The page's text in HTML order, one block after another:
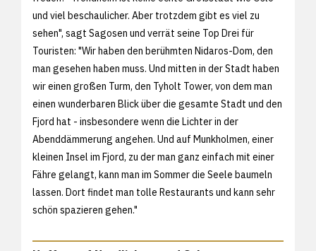
und viel beschaulicher. Aber trotzdem gibt es viel zu
sehen", sagt Sagosen und verrät seine Top Drei für
Touristen: "Wir haben den berühmten Nidaros-Dom, den
man gesehen haben muss. Und mitten in der Stadt haben
wir einen großen Turm, den Tyholt Tower, von dem man
einen wunderbaren Blick über die gesamte Stadt und den
Fjord hat - insbesondere wenn die Lichter in der
Abenddämmerung angehen. Und auf Munkholmen, einer
kleinen Insel im Fjord, zu der man ganz einfach mit einer
Fähre gelangt, kann man im Sommer die Seele baumeln
lassen. Dort findet man tolle Restaurants und kann sehr
schön spazieren gehen."